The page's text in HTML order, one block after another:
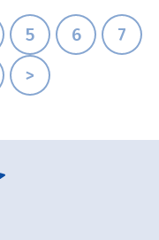
5 6
7
>